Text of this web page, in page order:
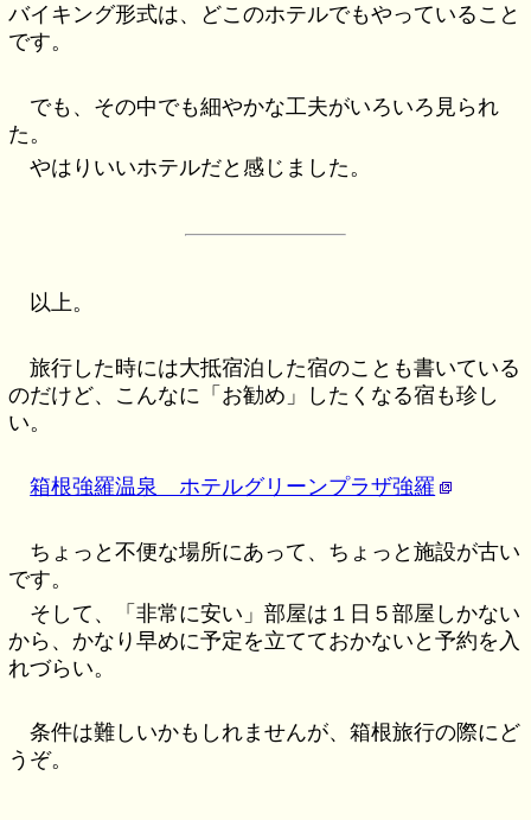
バイキング形式は、どこのホテルでもやっていること
です。
でも、その中でも細やかな工夫がいろいろ見られ
た。
やはりいいホテルだと感じました。
以上。
旅行した時には大抵宿泊した宿のことも書いている
のだけど、こんなに「お勧め」したくなる宿も珍し
い。
箱根強羅温泉 ホテルグリーンプラザ強羅
ちょっと不便な場所にあって、ちょっと施設が古い
です。
そして、「非常に安い」部屋は１日５部屋しかない
から、かなり早めに予定を立てておかないと予約を入
れづらい。
条件は難しいかもしれませんが、箱根旅行の際にど
うぞ。